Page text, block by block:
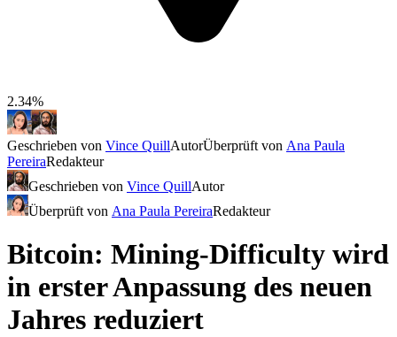
2.34%
Geschrieben von Vince QuillAutorÜberprüft von Ana Paula
PereiraRedakteur
Geschrieben von Vince QuillAutor
Überprüft von Ana Paula PereiraRedakteur
Bitcoin: Mining-Difficulty wird
in erster Anpassung des neuen
Jahres reduziert